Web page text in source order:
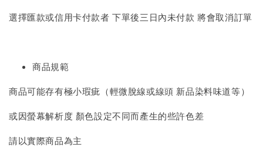
選擇匯款或信用卡付款者 下單後三日內未付款 將會取消訂單
商品規範
商品可能存有極小瑕疵（輕微脫線或線頭 新品染料味道等）
或因螢幕解析度 顏色設定不同而產生的些許色差
請以實際商品為主